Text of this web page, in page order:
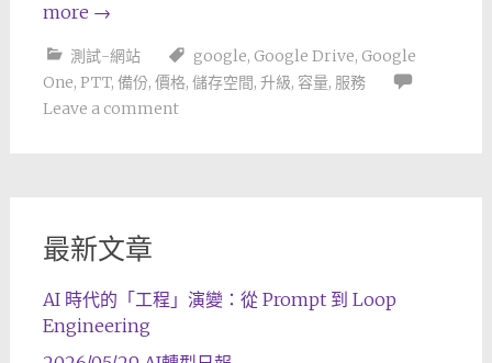
more →
測試-網站 google, Google Drive, Google
One, PTT, 備份, 價格, 儲存空間, 升級, 容量, 服務
Leave a comment
最新文章
AI 時代的「工程」演變：從 Prompt 到 Loop
Engineering